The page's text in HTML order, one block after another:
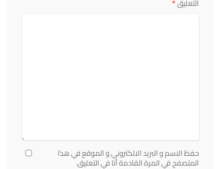
التعليق*
حفظ الاسم و البريد الالكتروني و الموقع في هذا
المتصفح في المرة القادمة أنا في التعليق.